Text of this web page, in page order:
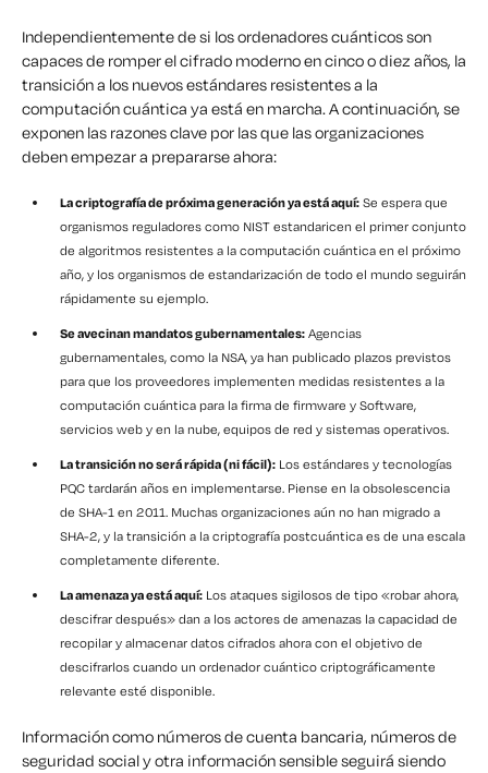
Independientemente de si los ordenadores cuánticos son
capaces de romper el cifrado moderno en cinco o diez años, la
transición a los nuevos estándares resistentes a la
computación cuántica ya está en marcha. A continuación, se
exponen las razones clave por las que las organizaciones
deben empezar a prepararse ahora:
La criptografía de próxima generación ya está aquí: Se espera que
organismos reguladores como NIST estandaricen el primer conjunto
de algoritmos resistentes a la computación cuántica en el próximo
año, y los organismos de estandarización de todo el mundo seguirán
rápidamente su ejemplo.
Se avecinan mandatos gubernamentales: Agencias
gubernamentales, como la NSA, ya han publicado plazos previstos
para que los proveedores implementen medidas resistentes a la
computación cuántica para la firma de firmware y Software,
servicios web y en la nube, equipos de red y sistemas operativos.
La transición no será rápida (ni fácil): Los estándares y tecnologías
PQC tardarán años en implementarse. Piense en la obsolescencia
de SHA-1 en 2011. Muchas organizaciones aún no han migrado a
SHA-2, y la transición a la criptografía postcuántica es de una escala
completamente diferente.
La amenaza ya está aquí: Los ataques sigilosos de tipo «robar ahora,
descifrar después» dan a los actores de amenazas la capacidad de
recopilar y almacenar datos cifrados ahora con el objetivo de
descifrarlos cuando un ordenador cuántico criptográficamente
relevante esté disponible.
Información como números de cuenta bancaria, números de
seguridad social y otra información sensible seguirá siendo